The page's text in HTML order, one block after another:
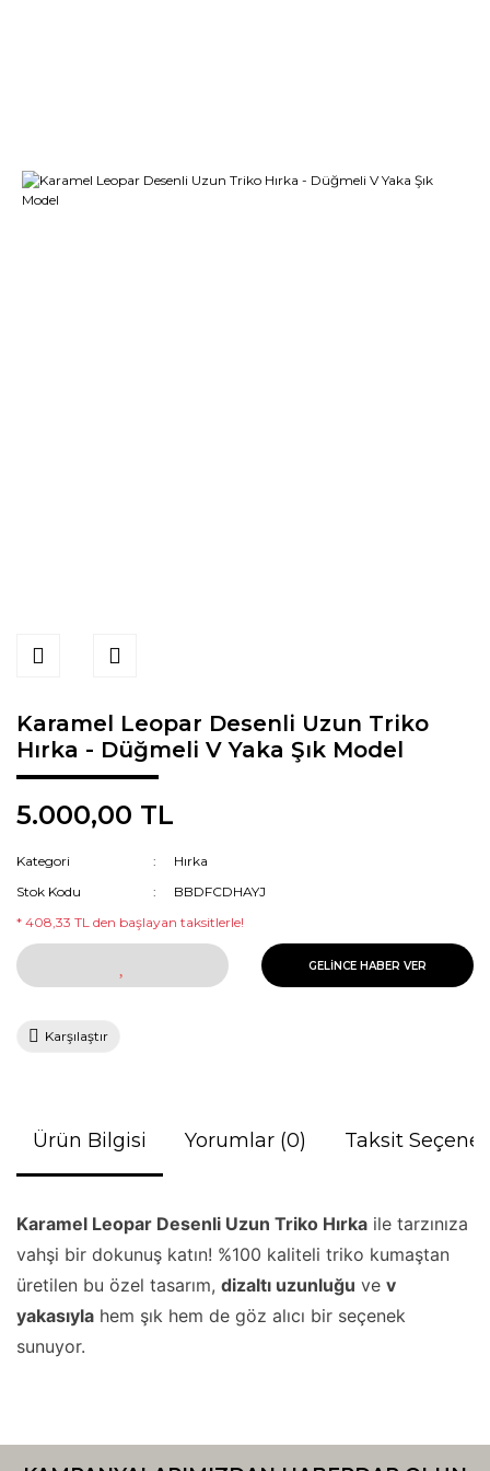
Karamel Leopar Desenli Uzun Triko
Hırka - Düğmeli V Yaka Şık Model
5.000,00 TL
Kategori
Hırka
Stok Kodu
BBDFCDHAYJ
* 408,33 TL den başlayan taksitlerle!
GELİNCE HABER VER
Karşılaştır
Ürün Bilgisi Yorumlar (0) Taksit
Karamel Leopar Desenli Uzun Triko Hırka ile tarzınıza
vahşi bir dokunuş katın! %100 kaliteli triko kumaştan
üretilen bu özel tasarım, dizaltı uzunluğu ve v
yakasıyla hem şık hem de göz alıcı bir seçenek
sunuyor.
konularda yetersiz gördüğünüz noktaları öneri formunu